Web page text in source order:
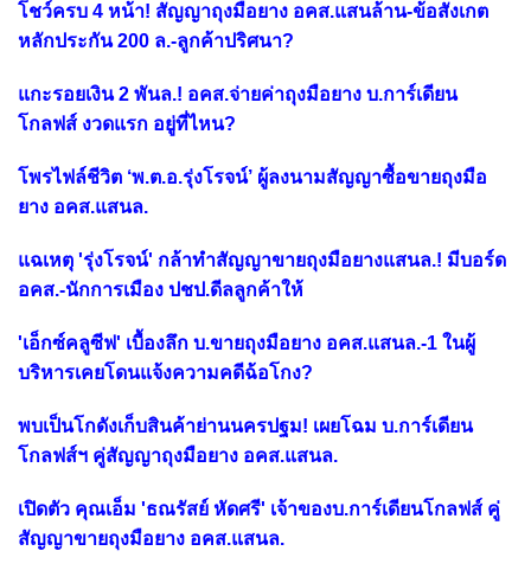
โชว์ครบ 4 หน้า! สัญญาถุงมือยาง อคส.แสนล้าน-ข้อสังเกต
หลักประกัน 200 ล.-ลูกค้าปริศนา?
แกะรอยเงิน 2 พันล.! อคส.จ่ายค่าถุงมือยาง บ.การ์เดียน
โกลฟส์ งวดแรก อยู่ที่ไหน?
โพรไฟล์ชีวิต ‘พ.ต.อ.รุ่งโรจน์’ ผู้ลงนามสัญญาซื้อขายถุงมือ
ยาง อคส.แสนล.
แฉเหตุ 'รุ่งโรจน์' กล้าทำสัญญาขายถุงมือยางแสนล.! มีบอร์ด
อคส.-นักการเมือง ปชป.ดีลลูกค้าให้
'เอ็กซ์คลูซีฟ' เบื้องลึก บ.ขายถุงมือยาง อคส.แสนล.-1 ในผู้
บริหารเคยโดนแจ้งความคดีฉ้อโกง?
พบเป็นโกดังเก็บสินค้าย่านนครปฐม! เผยโฉม บ.การ์เดียน
โกลฟส์ฯ คู่สัญญาถุงมือยาง อคส.แสนล.
เปิดตัว คุณเอ็ม 'ธณรัสย์ หัดศรี' เจ้าของบ.การ์เดียนโกลฟส์ คู่
สัญญาขายถุงมือยาง อคส.แสนล.